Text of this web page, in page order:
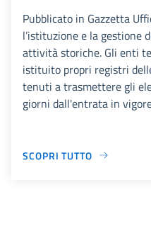
Pubblicato in Gazzetta
l’istituzione e la gestione
attività storiche. Gli enti
istituito propri registri
tenuti a trasmettere gli
giorni dall'entrata in
SCOPRI TUTTO